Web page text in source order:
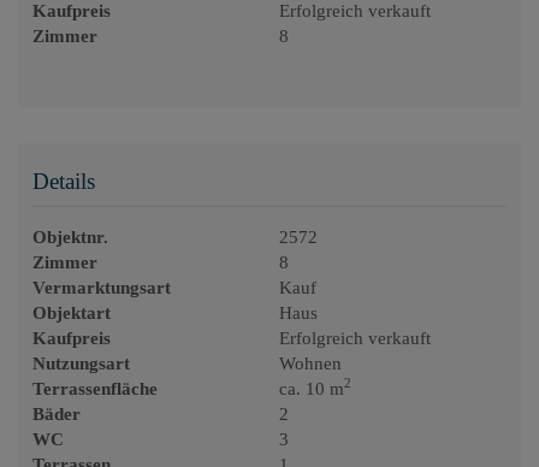
Kaufpreis
Erfolgreich verkauft
Zimmer
8
Details
Objektnr.
2572
Zimmer
8
Vermarktungsart
Kauf
Objektart
Haus
Kaufpreis
Erfolgreich verkauft
Nutzungsart
Wohnen
Terrassenfläche
ca. 10 m2
Bäder
2
WC
3